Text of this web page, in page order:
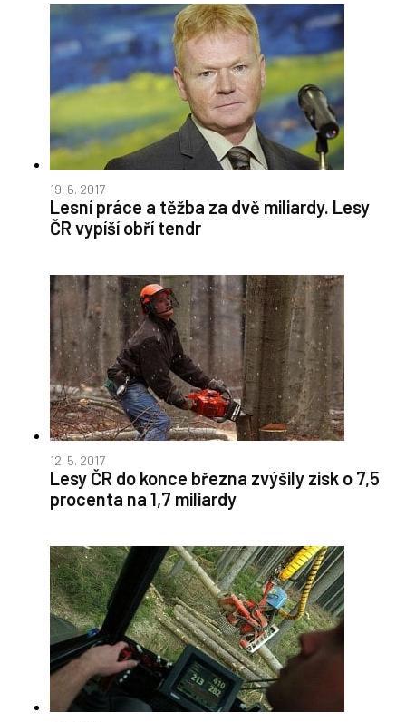
19. 6. 2017
Lesní práce a těžba za dvě miliardy. Lesy
ČR vypíší obří tendr
12. 5. 2017
Lesy ČR do konce března zvýšily zisk o 7,5
procenta na 1,7 miliardy